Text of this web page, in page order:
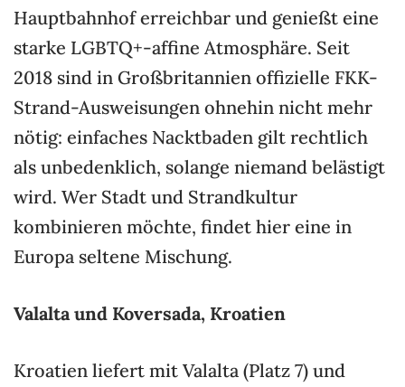
Hauptbahnhof erreichbar und genießt eine
starke LGBTQ+-affine Atmosphäre. Seit
2018 sind in Großbritannien offizielle FKK-
Strand-Ausweisungen ohnehin nicht mehr
nötig: einfaches Nacktbaden gilt rechtlich
als unbedenklich, solange niemand belästigt
wird. Wer Stadt und Strandkultur
kombinieren möchte, findet hier eine in
Europa seltene Mischung.
Valalta und Koversada, Kroatien
Kroatien liefert mit Valalta (Platz 7) und